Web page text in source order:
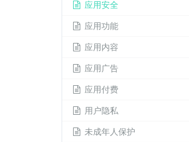
应用安全
应用功能
应用内容
应用广告
应用付费
用户隐私
未成年人保护